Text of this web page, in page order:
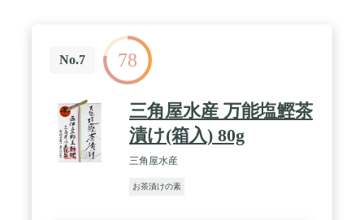
酸化防止剤(ビタミンE) / 商品サイズ(高さx奥行x
幅):25cm×33cm×7cm
No.7 78
三角屋水産 万能塩鰹茶
漬け(箱入) 80g
三角屋水産
お茶漬けの素